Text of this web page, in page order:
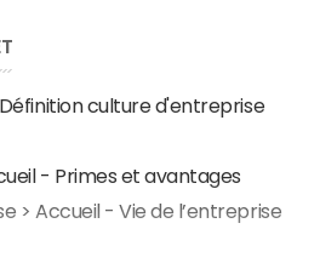
Définition culture d'entreprise
- Primes et avantages
> Accueil - Vie de l’entreprise